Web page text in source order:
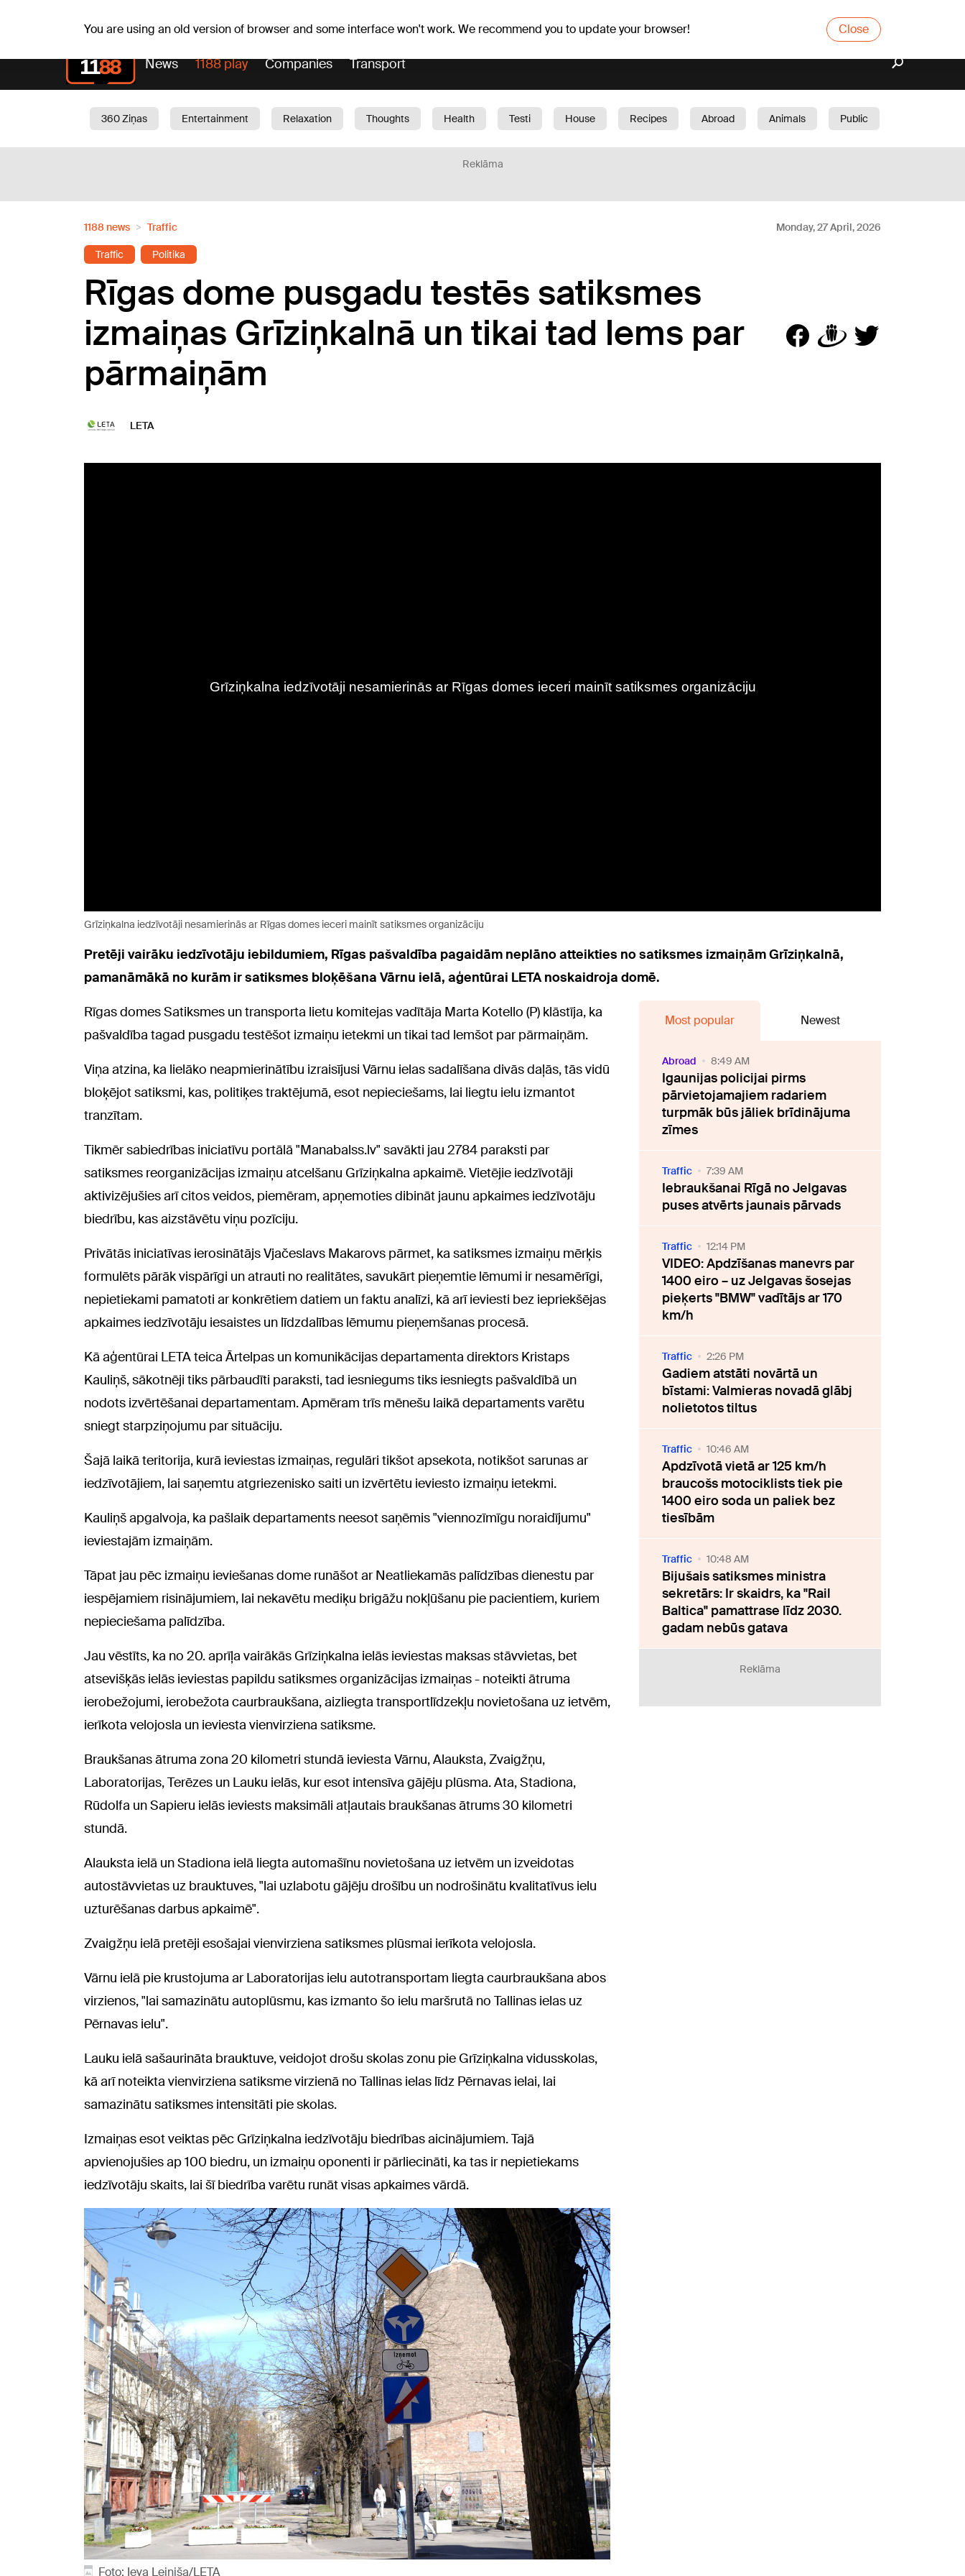
You are using an old version of browser and some interface won't work. We recommend you to update your browser! Close
News 1188 play Companies Transport
360 Ziņas Entertainment Relaxation Thoughts Health Testi House Recipes Abroad Animals
Public
Reklāma
1188 news Traffic Monday, 27 April, 2026
Traffic Politika
Rīgas dome pusgadu testēs satiksmes
izmaiņas Grīziņkalnā un tikai tad lems par
pārmaiņām
LETA
Grīziņkalna iedzīvotāji nesamierinās ar Rīgas domes ieceri mainīt satiksmes organizāciju
Pretēji vairāku iedzīvotāju iebildumiem, Rīgas pašvaldība pagaidām neplāno atteikties no satiksmes izmaiņām Grīziņkalnā,
pamanāmākā no kurām ir satiksmes bloķēšana Vārnu ielā, aģentūrai LETA noskaidroja domē.
Rīgas domes Satiksmes un transporta lietu komitejas vadītāja Marta Kotello (P) klāstīja, ka
pašvaldība tagad pusgadu testēšot izmaiņu ietekmi un tikai tad lemšot par pārmaiņām.
Viņa atzina, ka lielāko neapmierinātību izraisījusi Vārnu ielas sadalīšana divās daļās, tās vidū
bloķējot satiksmi, kas, politiķes traktējumā, esot nepieciešams, lai liegtu ielu izmantot
tranzītam.
Tikmēr sabiedrības iniciatīvu portālā "Manabalss.lv" savākti jau 2784 paraksti par
satiksmes reorganizācijas izmaiņu atcelšanu Grīziņkalna apkaimē. Vietējie iedzīvotāji
aktivizējušies arī citos veidos, piemēram, apņemoties dibināt jaunu apkaimes iedzīvotāju
biedrību, kas aizstāvētu viņu pozīciju.
Privātās iniciatīvas ierosinātājs Vjačeslavs Makarovs pārmet, ka satiksmes izmaiņu mērķis
formulēts pārāk vispārīgi un atrauti no realitātes, savukārt pieņemtie lēmumi ir nesamērīgi,
nepietiekami pamatoti ar konkrētiem datiem un faktu analīzi, kā arī ieviesti bez iepriekšējas
apkaimes iedzīvotāju iesaistes un līdzdalības lēmumu pieņemšanas procesā.
Kā aģentūrai LETA teica Ārtelpas un komunikācijas departamenta direktors Kristaps
Kauliņš, sākotnēji tiks pārbaudīti paraksti, tad iesniegums tiks iesniegts pašvaldībā un
nodots izvērtēšanai departamentam. Apmēram trīs mēnešu laikā departaments varētu
sniegt starpziņojumu par situāciju.
Šajā laikā teritorija, kurā ieviestas izmaiņas, regulāri tikšot apsekota, notikšot sarunas ar
iedzīvotājiem, lai saņemtu atgriezenisko saiti un izvērtētu ieviesto izmaiņu ietekmi.
Kauliņš apgalvoja, ka pašlaik departaments neesot saņēmis "viennozīmīgu noraidījumu"
ieviestajām izmaiņām.
Tāpat jau pēc izmaiņu ieviešanas dome runāšot ar Neatliekamās palīdzības dienestu par
iespējamiem risinājumiem, lai nekavētu mediķu brigāžu nokļūšanu pie pacientiem, kuriem
nepieciešama palīdzība.
Jau vēstīts, ka no 20. aprīļa vairākās Grīziņkalna ielās ieviestas maksas stāvvietas, bet
atsevišķās ielās ieviestas papildu satiksmes organizācijas izmaiņas - noteikti ātruma
ierobežojumi, ierobežota caurbraukšana, aizliegta transportlīdzekļu novietošana uz ietvēm,
ierīkota velojosla un ieviesta vienvirziena satiksme.
Braukšanas ātruma zona 20 kilometri stundā ieviesta Vārnu, Alauksta, Zvaigžņu,
Laboratorijas, Terēzes un Lauku ielās, kur esot intensīva gājēju plūsma. Ata, Stadiona,
Rūdolfa un Sapieru ielās ieviests maksimāli atļautais braukšanas ātrums 30 kilometri
stundā.
Alauksta ielā un Stadiona ielā liegta automašīnu novietošana uz ietvēm un izveidotas
autostāvvietas uz brauktuves, "lai uzlabotu gājēju drošību un nodrošinātu kvalitatīvus ielu
uzturēšanas darbus apkaimē".
Zvaigžņu ielā pretēji esošajai vienvirziena satiksmes plūsmai ierīkota velojosla.
Vārnu ielā pie krustojuma ar Laboratorijas ielu autotransportam liegta caurbraukšana abos
virzienos, "lai samazinātu autoplūsmu, kas izmanto šo ielu maršrutā no Tallinas ielas uz
Pērnavas ielu".
Lauku ielā sašaurināta brauktuve, veidojot drošu skolas zonu pie Grīziņkalna vidusskolas,
kā arī noteikta vienvirziena satiksme virzienā no Tallinas ielas līdz Pērnavas ielai, lai
samazinātu satiksmes intensitāti pie skolas.
Izmaiņas esot veiktas pēc Grīziņkalna iedzīvotāju biedrības aicinājumiem. Tajā
apvienojušies ap 100 biedru, un izmaiņu oponenti ir pārliecināti, ka tas ir nepietiekams
iedzīvotāju skaits, lai šī biedrība varētu runāt visas apkaimes vārdā.
Foto: Ieva Leiniša/LETA
Most popular Newest
Abroad 8:49 AM
Igaunijas policijai pirms
pārvietojamajiem radariem
turpmāk būs jāliek brīdinājuma
zīmes
Traffic 7:39 AM
Iebraukšanai Rīgā no Jelgavas
puses atvērts jaunais pārvads
Traffic 12:14 PM
VIDEO: Apdzīšanas manevrs par
1400 eiro – uz Jelgavas šosejas
pieķerts "BMW" vadītājs ar 170
km/h
Traffic 2:26 PM
Gadiem atstāti novārtā un
bīstami: Valmieras novadā glābj
nolietotos tiltus
Traffic 10:46 AM
Apdzīvotā vietā ar 125 km/h
braucošs motociklists tiek pie
1400 eiro soda un paliek bez
tiesībām
Traffic 10:48 AM
Bijušais satiksmes ministra
sekretārs: Ir skaidrs, ka "Rail
Baltica" pamattrase līdz 2030.
gadam nebūs gatava
Reklāma